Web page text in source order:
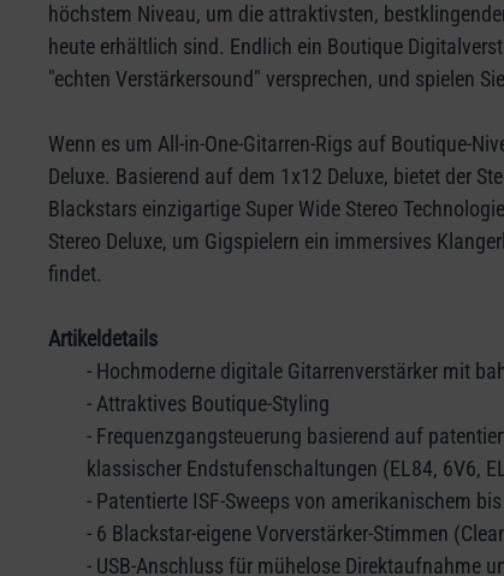
höchstem Niveau, um die attraktivsten,
heute erhältlich sind. Endlich ein Boutique
"echten Verstärkersound" versprechen, und spielen
Wenn es um All-in-One-Gitarren-Rigs auf Boutique-
Deluxe. Basierend auf dem 1x12 Deluxe, bietet der
Blackstars einzigartige Super Wide Stereo
Stereo Deluxe, um Gigspielern ein immersives
findet.
Artikeldetails
- Hochmoderne digitale Gitarrenverstärker mit
- Attraktives Boutique-Styling
- Frequenzgangsteuerung basierend auf
klassischer Endstufenschaltungen (EL84, 6V6,
- Patentierte ISF-Sweeps von amerikanischem bis
- 6 Blackstar-eigene Vorverstärker-Stimmen
- USB-Anschluss für mühelose Direktaufnahme